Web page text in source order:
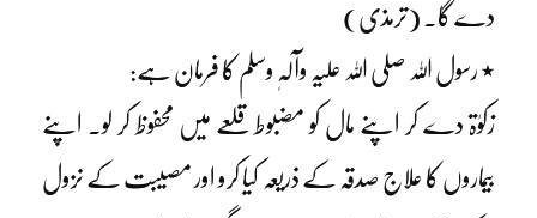
دے گا۔ (ترمذی)
٭ رسول اللہ صلی اللہ علیہ وآلہٖ وسلم کا فرمان ہے:
زکوٰۃ دے کر اپنے مال کو مضبوط قلعے میں محفوظ کر لو۔ اپنے
بیماروں کا علاج صدقہ کے ذریعہ کیا کرو اور مصیبت کے نزول